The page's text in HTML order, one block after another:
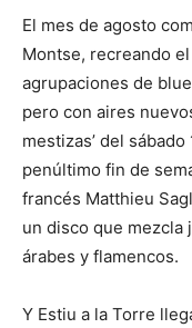
El mes de agosto
Montse, recreando
agrupaciones de
pero con aires
mestizas’ del
penúltimo fin de
francés Matthieu
un disco que mezcla
árabes y flamencos.
Y Estiu a la Torre